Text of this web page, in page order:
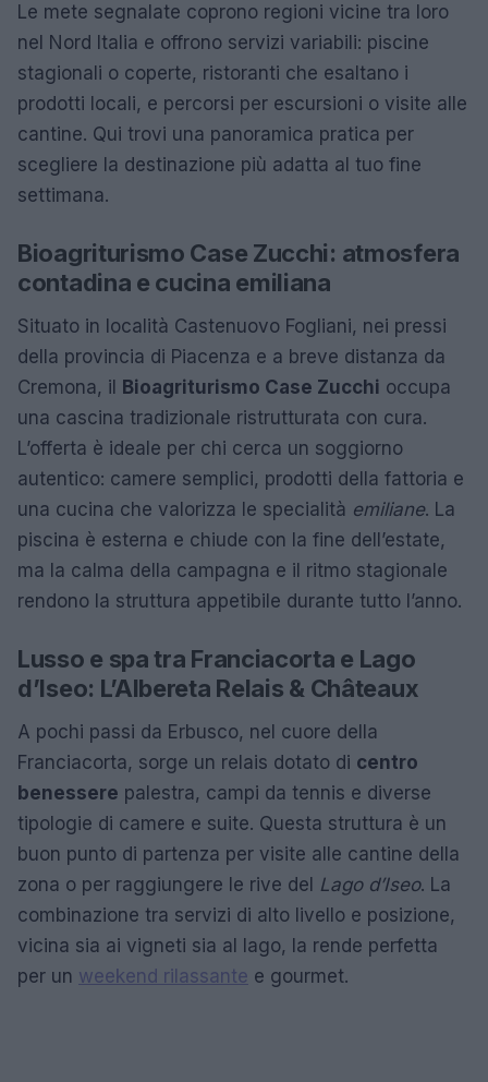
Le mete segnalate coprono regioni vicine tra loro
nel Nord Italia e offrono servizi variabili: piscine
stagionali o coperte, ristoranti che esaltano i
prodotti locali, e percorsi per escursioni o visite alle
cantine. Qui trovi una panoramica pratica per
scegliere la destinazione più adatta al tuo fine
settimana.
Bioagriturismo Case Zucchi: atmosfera
contadina e cucina emiliana
Situato in località Castenuovo Fogliani, nei pressi
della provincia di Piacenza e a breve distanza da
Cremona, il
Bioagriturismo Case Zucchi occupa
una cascina tradizionale ristrutturata con cura.
L’offerta è ideale per chi cerca un soggiorno
autentico: camere semplici, prodotti della fattoria e
una cucina che valorizza le specialità emiliane. La
piscina è esterna e chiude con la fine dell’estate,
ma la calma della campagna e il ritmo stagionale
rendono la struttura appetibile durante tutto l’anno.
Lusso e spa tra Franciacorta e Lago
d’Iseo: L’Albereta Relais & Châteaux
A pochi passi da Erbusco, nel cuore della
Franciacorta, sorge un relais dotato di centro
benessere palestra, campi da tennis e diverse
tipologie di camere e suite. Questa struttura è un
buon punto di partenza per visite alle cantine della
zona o per raggiungere le rive del Lago d’Iseo. La
combinazione tra servizi di alto livello e posizione,
vicina sia ai vigneti sia al lago, la rende perfetta
per un weekend rilassante e gourmet.